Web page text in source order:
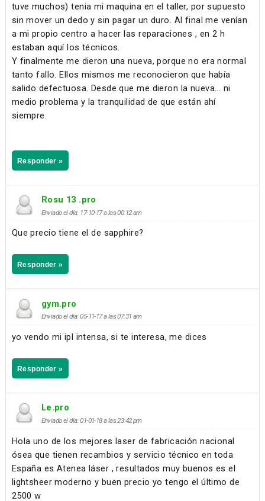
tuve muchos) tenia mi maquina en el taller, por supuesto
sin mover un dedo y sin pagar un duro. Al final me venían
a mi propio centro a hacer las reparaciones , en 2 h
estaban aquí los técnicos.
Y finalmente me dieron una nueva, porque no era normal
tanto fallo. Ellos mismos me reconocieron que había
salido defectuosa. Desde que me dieron la nueva... ni
medio problema y la tranquilidad de que están ahí
siempre.
Responder »
Rosu 13 .pro
Enviado el día: 17-10-17 a las 00:12 am
Que precio tiene el de sapphire?
Responder »
gym.pro
Enviado el día: 05-11-17 a las 07:31 am
yo vendo mi ipl intensa, si te interesa, me dices
Responder »
Le.pro
Enviado el día: 01-01-18 a las 23:42 pm
Hola uno de los mejores laser de fabricación nacional
ósea que tienen recambios y servicio técnico en toda
España es Atenea láser , resultados muy buenos es el
lightsheer moderno y buen precio yo tengo el último de
2500 w